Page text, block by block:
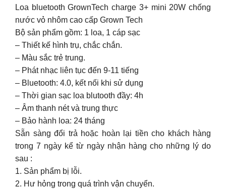
Loa bluetooth GrownTech charge 3+ mini 20W chống
nước vỏ nhôm cao cấp Grown Tech
Bộ sản phẩm gồm: 1 loa, 1 cáp sạc
– Thiết kế hình trụ, chắc chắn.
– Màu sắc trẻ trung.
– Phát nhạc liên tục đến 9-11 tiếng
– Bluetooth: 4.0, kết nối khi sử dụng
– Thời gian sạc loa blutooth đầy: 4h
– Âm thanh nét và trung thực
– Bảo hành loa: 24 tháng
Sẵn sàng đổi trả hoặc hoàn lại tiền cho khách hàng
trong 7 ngày kể từ ngày nhận hàng cho những lý do
sau :
1. Sản phẩm bị lỗi.
2. Hư hỏng trong quá trình vận chuyển.